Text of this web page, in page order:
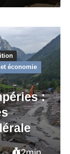
économie
: